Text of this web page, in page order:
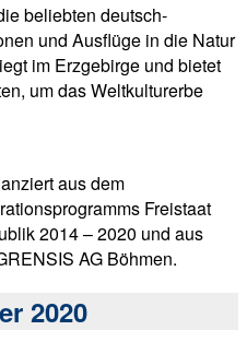
beliebten deutsch-
und Ausflüge in die Natur
im Erzgebirge und bietet
um das Weltkulturerbe
aus dem
Freistaat
2014 – 2020 und aus
AG Böhmen.
2020